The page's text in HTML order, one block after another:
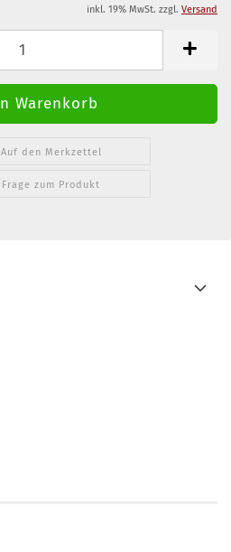
inkl. 19% MwSt. zzgl. Versand
Auf den Merkzettel
Frage zum Produkt